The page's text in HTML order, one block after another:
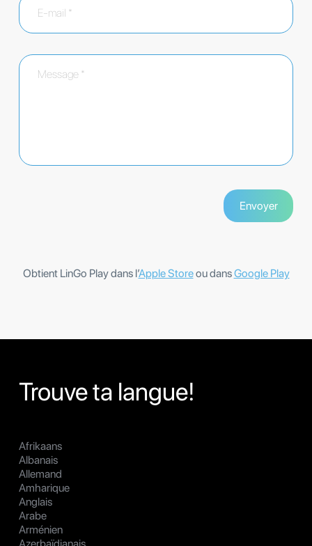
Obtient LinGo Play dans l’Apple Storeou dansGoogle Play
Trouve ta langue!
Afrikaans
Albanais
Allemand
Amharique
Anglais
Arabe
Arménien